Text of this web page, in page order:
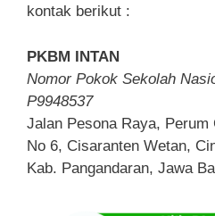
kontak berikut :
PKBM INTAN
Nomor Pokok Sekolah
P9948537
Jalan Pesona Raya, Perum
No 6, Cisaranten Wetan,
Kab. Pangandaran, Jawa